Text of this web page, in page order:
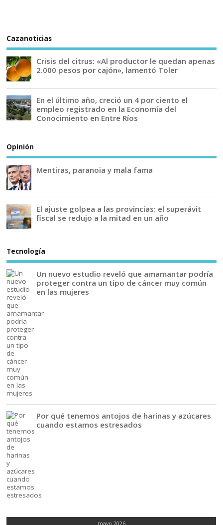
Cazanoticias
Crisis del citrus: «Al productor le quedan apenas
2.000 pesos por cajón», lamentó Toler
En el último año, creció un 4 por ciento el
empleo registrado en la Economía del
Conocimiento en Entre Ríos
Opinión
Mentiras, paranoia y mala fama
El ajuste golpea a las provincias: el superávit
fiscal se redujo a la mitad en un año
Tecnología
Un nuevo estudio reveló que amamantar podría
proteger contra un tipo de cáncer muy común
en las mujeres
Por qué tenemos antojos de harinas y azúcares
cuando estamos estresados
mayo 2026